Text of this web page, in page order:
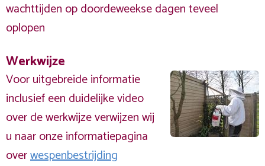
wachttijden op doordeweekse dagen teveel
oplopen
Werkwijze
Voor uitgebreide informatie
inclusief een duidelijke video
over de werkwijze verwijzen wij
u naar onze informatiepagina
overwespenbestrijding